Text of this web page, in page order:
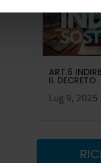
ART.6
IL DECRETO
Lug 9, 2025